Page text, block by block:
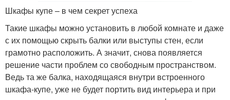
Шкафы купе – в чем секрет успеха
Такие шкафы можно установить в любой комнате и даже
с их помощью скрыть балки или выступы стен, если
грамотно расположить. А значит, снова появляется
решение части проблем со свободным пространством.
Ведь та же балка, находящаяся внутри встроенного
шкафа-купе, уже не будет портить вид интерьера и при